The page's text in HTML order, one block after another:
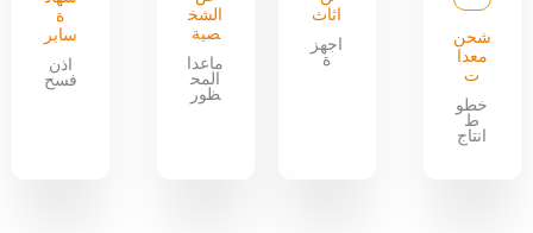
شحن
معدا
ت
خطو
ط
انتاج
اثاث
اجهز
ة
الشخ
صية
ماعدا
المح
ظور
ة
سابر
اذن
فسح